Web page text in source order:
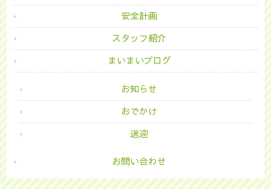
安全計画
スタッフ紹介
まいまいブログ
お知らせ
おでかけ
送迎
お問い合わせ